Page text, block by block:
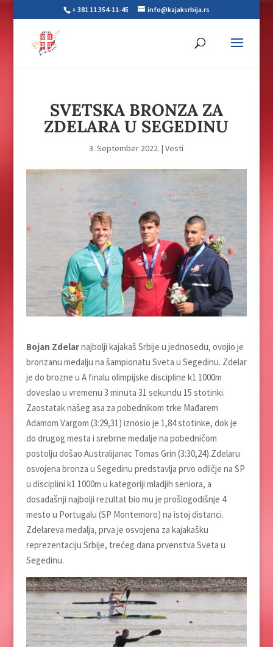
+ 381 11 354-11-45 info@kajaksrbija.rs
SVETSKA BRONZA ZA
ZDELARA U SEGEDINU
3. September 2022. |Vesti
Bojan Zdelarnajbolji kajakaš Srbije u jednosedu, ovojio je
bronzanu medalju na šampionatu Sveta u Segedinu. Zdelar
je do brozne u A finalu olimpijske discipline k1 1000m
doveslao u vremenu 3 minuta 31 sekundu 15 stotinki.
Zaostatak našeg asa za pobednikom trke Mađarem
Adamom Vargom (3:29,31) iznosio je 1,84 stotinke, dok je
do drugog mesta i srebrne medalje na pobedničom
postolju došao Australijanac Tomas Grin (3:30,24).Zdelaru
osvojena bronza u Segedinu predstavlja prvo odličje na SP
u disciplini k1 1000m u kategoriji mladjih seniora, a
dosadašnji najbolji rezultat bio mu je prošlogodišnje 4
mesto u Portugalu (SP Montemoro) na istoj distanci.
Zdelareva medalja, prva je osvojena za kajakašku
reprezentaciju Srbije, trećeg dana prvenstva Sveta u
Segedinu.